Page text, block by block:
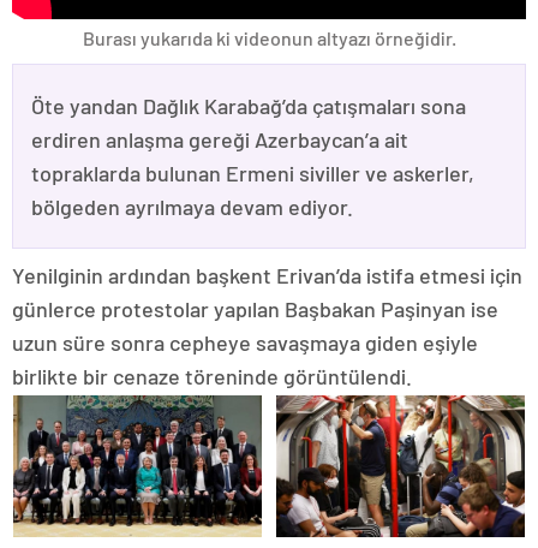
Burası yukarıda ki videonun altyazı örneğidir.
Öte yandan Dağlık Karabağ’da çatışmaları sona
erdiren anlaşma gereği Azerbaycan’a ait
topraklarda bulunan Ermeni siviller ve askerler,
bölgeden ayrılmaya devam ediyor.
Yenilginin ardından başkent Erivan’da istifa etmesi için
günlerce protestolar yapılan Başbakan Paşinyan ise
uzun süre sonra cepheye savaşmaya giden eşiyle
birlikte bir cenaze töreninde görüntülendi.